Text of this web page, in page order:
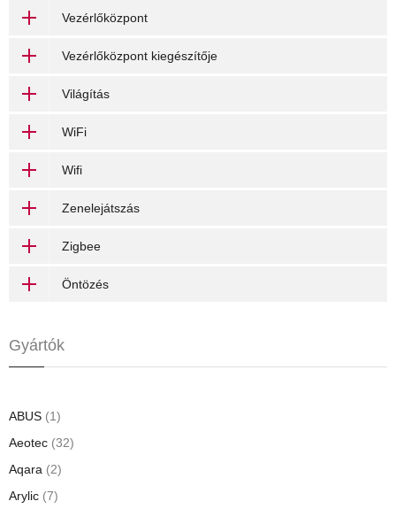
Vezérlőközpont
Vezérlőközpont kiegészítője
Világítás
WiFi
Wifi
Zenelejátszás
Zigbee
Öntözés
Gyártók
ABUS (1)
Aeotec (32)
Aqara (2)
Arylic (7)